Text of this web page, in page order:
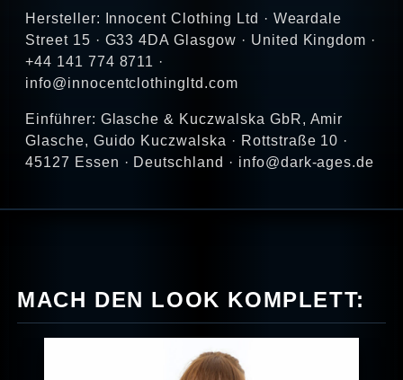
Hersteller: Innocent Clothing Ltd · Weardale
Street 15 · G33 4DA Glasgow · United Kingdom ·
+44 141 774 8711 ·
info@innocentclothingltd.com
Einführer: Glasche & Kuczwalska GbR, Amir
Glasche, Guido Kuczwalska · Rottstraße 10 ·
45127 Essen · Deutschland · info@dark-ages.de
MACH DEN LOOK KOMPLETT: